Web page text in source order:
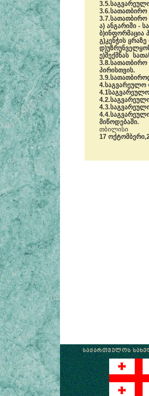
3.7.სათათბირო
ა) ანგარიში -
ბ)ინფორმაცია
გ)კენჭის
ე)შექმნას
პირისთვის.
4.საგვარეულო
მიწოდებაში.
თბილისი
17
ᲡᲐᲥᲐᲠᲗᲕᲔᲚᲝᲡ